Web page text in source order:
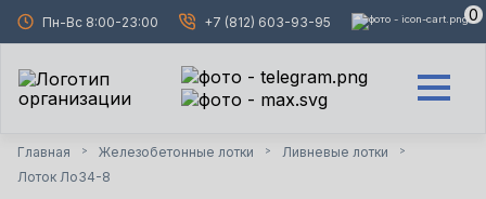
Пн-Вс 8:00-23:00 +7 (812) 603-93-95 0
Главная > Железобетонные лотки > Ливневые лотки >
Лоток Ло34-8